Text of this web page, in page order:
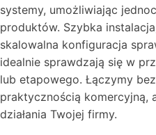
systemy, umożliwiając
produktów. Szybka
skalowalna konfiguracja
idealnie sprawdzają się w
lub etapowego. Łączymy
praktycznością komercyjną,
działania Twojej firmy.